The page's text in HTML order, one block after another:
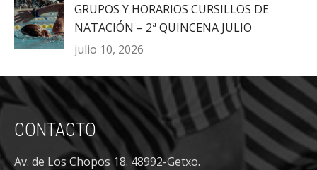
GRUPOS Y HORARIOS CURSILLOS DE
NATACIÓN – 2ª QUINCENA JULIO
julio 10, 2026
CONTACTO
Av. de Los Chopos 18. 48992-Getxo.